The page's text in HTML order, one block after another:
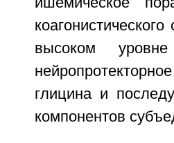
высоком
глицина и
компонентов